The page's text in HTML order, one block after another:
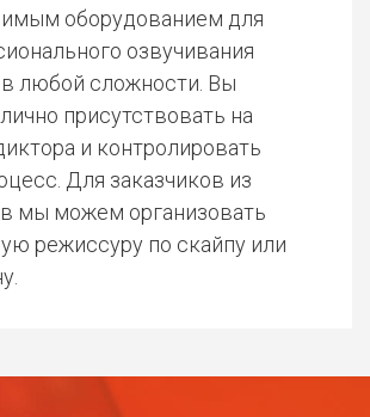
оборудованием для
озвучивания
любой сложности. Вы
присутствовать на
и контролировать
Для заказчиков из
мы можем организовать
режиссуру по скайпу или